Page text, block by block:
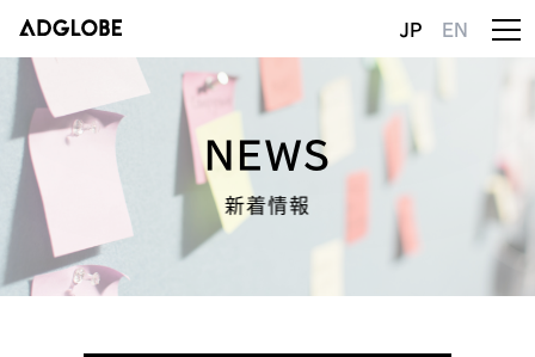
JP EN
NEWS
新着情報